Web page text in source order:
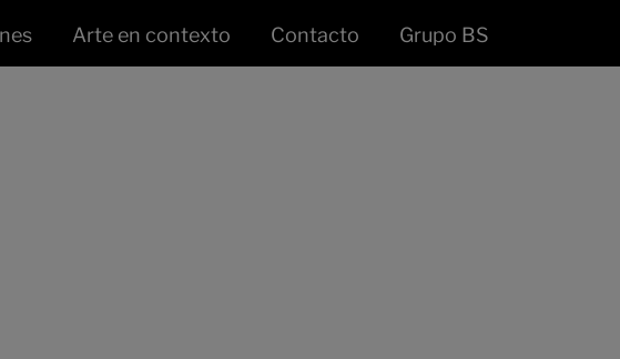
Arte en contexto Contacto Grupo BS